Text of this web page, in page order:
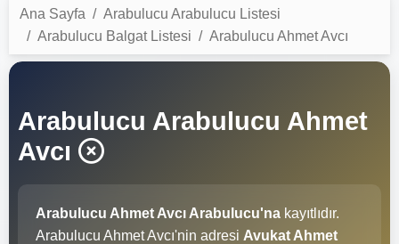
Ana Sayfa
Arabulucu Arabulucu Listesi
Arabulucu Balgat Listesi
Arabulucu Ahmet Avcı
Arabulucu Arabulucu Ahmet
Avcı
Arabulucu Ahmet Avcı Arabulucu'na kayıtlıdır.
Arabulucu Ahmet Avcı'nin adresi Avukat Ahmet